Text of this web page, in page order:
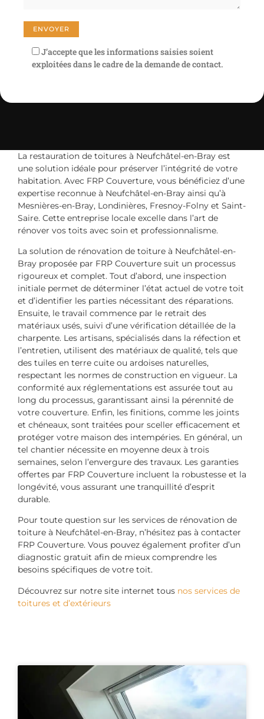
J’accepte que les informations saisies soient
exploitées dans le cadre de la demande de contact.
La restauration de toitures à Neufchâtel-en-Bray est
une solution idéale pour préserver l’intégrité de votre
habitation. Avec FRP Couverture, vous bénéficiez d’une
expertise reconnue à Neufchâtel-en-Bray ainsi qu’à
Mesnières-en-Bray, Londinières, Fresnoy-Folny et Saint-
Saire. Cette entreprise locale excelle dans l’art de
rénover vos toits avec soin et professionnalisme.
La solution de rénovation de toiture à Neufchâtel-en-
Bray proposée par FRP Couverture suit un processus
rigoureux et complet. Tout d’abord, une inspection
initiale permet de déterminer l’état actuel de votre toit
et d’identifier les parties nécessitant des réparations.
Ensuite, le travail commence par le retrait des
matériaux usés, suivi d’une vérification détaillée de la
charpente. Les artisans, spécialisés dans la réfection et
l’entretien, utilisent des matériaux de qualité, tels que
des tuiles en terre cuite ou ardoises naturelles,
respectant les normes de construction en vigueur. La
conformité aux réglementations est assurée tout au
long du processus, garantissant ainsi la pérennité de
votre couverture. Enfin, les finitions, comme les joints
et chéneaux, sont traitées pour sceller efficacement et
protéger votre maison des intempéries. En général, un
tel chantier nécessite en moyenne deux à trois
semaines, selon l’envergure des travaux. Les garanties
offertes par FRP Couverture incluent la robustesse et la
longévité, vous assurant une tranquillité d’esprit
durable.
Pour toute question sur les services de rénovation de
toiture à Neufchâtel-en-Bray, n’hésitez pas à contacter
FRP Couverture. Vous pouvez également profiter d’un
diagnostic gratuit afin de mieux comprendre les
besoins spécifiques de votre toit.
Découvrez sur notre site internet tous nos services de
toitures et d’extérieurs